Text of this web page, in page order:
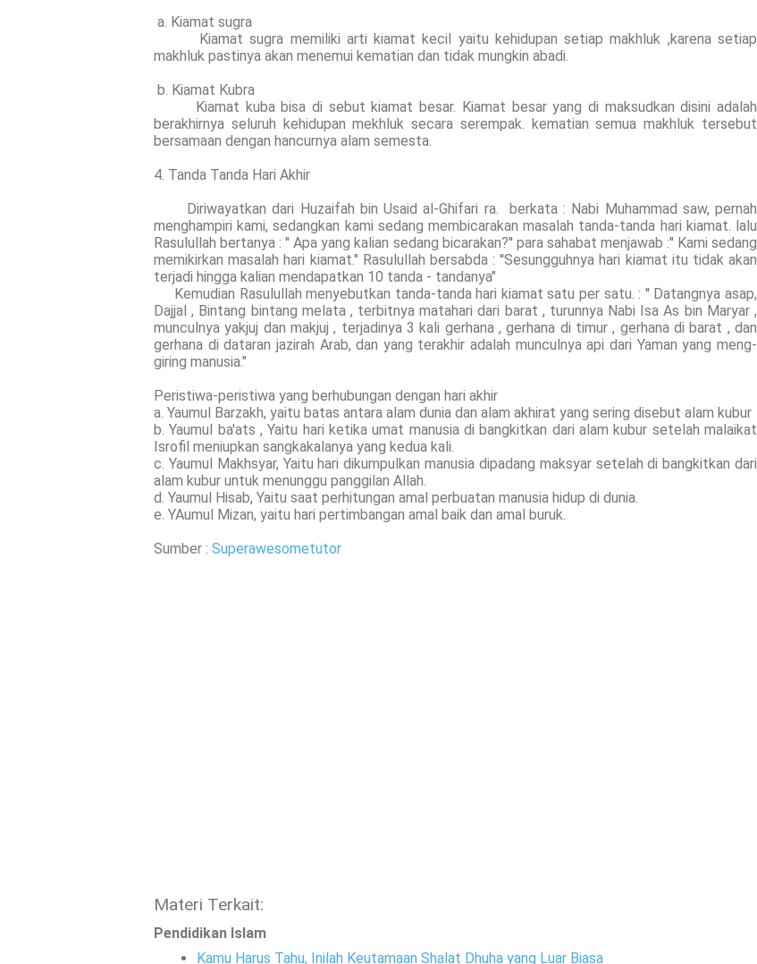
a. Kiamat sugra
Kiamat sugra memiliki arti kiamat kecil yaitu kehidupan setiap makhluk ,karena setiap
makhluk pastinya akan menemui kematian dan tidak mungkin abadi.
b. Kiamat Kubra
Kiamat kuba bisa di sebut kiamat besar. Kiamat besar yang di maksudkan disini adalah
berakhirnya seluruh kehidupan mekhluk secara serempak. kematian semua makhluk tersebut
bersamaan dengan hancurnya alam semesta.
4. Tanda Tanda Hari Akhir
Diriwayatkan dari Huzaifah bin Usaid al-Ghifari ra. berkata : Nabi Muhammad saw, pernah
menghampiri kami, sedangkan kami sedang membicarakan masalah tanda-tanda hari kiamat. lalu
Rasulullah bertanya : '' Apa yang kalian sedang bicarakan?'' para sahabat menjawab :'' Kami sedang
memikirkan masalah hari kiamat." Rasulullah bersabda : ''Sesungguhnya hari kiamat itu tidak akan
terjadi hingga kalian mendapatkan 10 tanda - tandanya"
Kemudian Rasulullah menyebutkan tanda-tanda hari kiamat satu per satu. : '' Datangnya asap,
Dajjal , Bintang bintang melata , terbitnya matahari dari barat , turunnya Nabi Isa As bin Maryar ,
munculnya yakjuj dan makjuj , terjadinya 3 kali gerhana , gerhana di timur , gerhana di barat , dan
gerhana di dataran jazirah Arab, dan yang terakhir adalah munculnya api dari Yaman yang meng-
giring manusia."
Peristiwa-peristiwa yang berhubungan dengan hari akhir
a. Yaumul Barzakh, yaitu batas antara alam dunia dan alam akhirat yang sering disebut alam kubur
b. Yaumul ba'ats , Yaitu hari ketika umat manusia di bangkitkan dari alam kubur setelah malaikat
Isrofil meniupkan sangkakalanya yang kedua kali.
c. Yaumul Makhsyar, Yaitu hari dikumpulkan manusia dipadang maksyar setelah di bangkitkan dari
alam kubur untuk menunggu panggilan Allah.
d. Yaumul Hisab, Yaitu saat perhitungan amal perbuatan manusia hidup di dunia.
e. YAumul Mizan, yaitu hari pertimbangan amal baik dan amal buruk.
Sumber : Superawesometutor
Materi Terkait:
Pendidikan Islam
Kamu Harus Tahu, Inilah Keutamaan Shalat Dhuha yang Luar Biasa